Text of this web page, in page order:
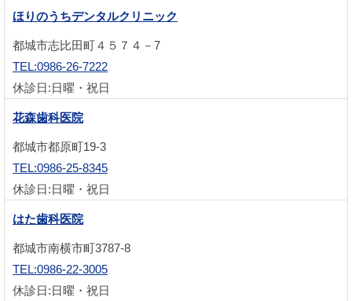
ほりのうちデンタルクリニック
都城市志比田町４５７４－7
TEL:0986-26-7222
休診日:日曜・祝日
花森歯科医院
都城市都原町19-3
TEL:0986-25-8345
休診日:日曜・祝日
はた歯科医院
都城市南横市町3787-8
TEL:0986-22-3005
休診日:日曜・祝日